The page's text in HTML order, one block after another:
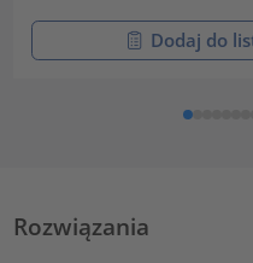
Dodaj do
Rozwiązania